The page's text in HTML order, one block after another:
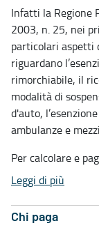
Infatti la Regione
2003, n. 25, nei
particolari aspetti
riguardano
rimorchiabile, il
modalità di
d'auto,
ambulanze e
Per calcolare e
Leggi di più
Chi paga